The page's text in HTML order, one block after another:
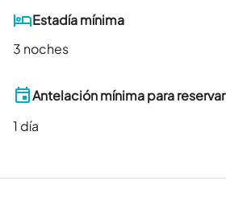
Estadía mínima
3 noches
Antelación mínima para reservar
1 día